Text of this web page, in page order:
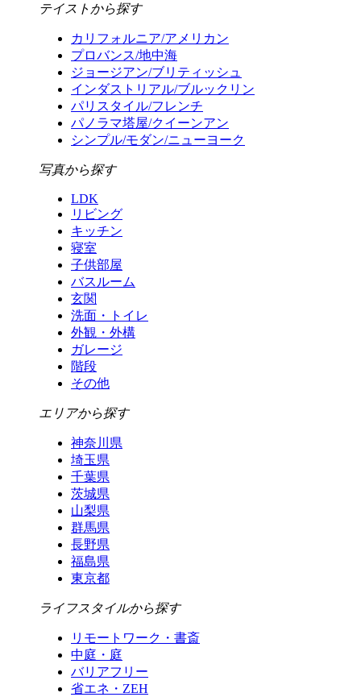
テイストから探す
カリフォルニア/アメリカン
プロバンス/地中海
ジョージアン/ブリティッシュ
インダストリアル/ブルックリン
パリスタイル/フレンチ
パノラマ塔屋/クイーンアン
シンプル/モダン/ニューヨーク
写真から探す
LDK
リビング
キッチン
寝室
子供部屋
バスルーム
玄関
洗面・トイレ
外観・外構
ガレージ
階段
その他
エリアから探す
神奈川県
埼玉県
千葉県
茨城県
山梨県
群馬県
長野県
福島県
東京都
ライフスタイルから探す
リモートワーク・書斎
中庭・庭
バリアフリー
省エネ・ZEH